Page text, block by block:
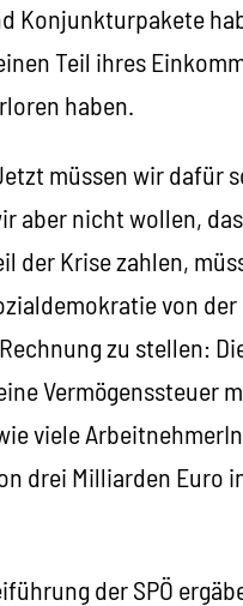
Konjunkturpakete
Teil ihres
haben.
müssen wir dafür
aber nicht wollen,
der Krise zahlen,
von der
zu stellen:
Vermögenssteuer
viele
drei Milliarden Euro
der SPÖ